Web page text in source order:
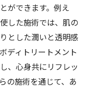
ができます。例え
した施術では、肌の
とした潤いと透明感
ディトリートメント
、心身共にリフレッ
の施術を通じて、あ